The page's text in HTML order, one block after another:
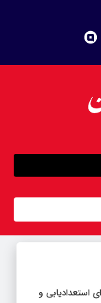
استعدادیابی و